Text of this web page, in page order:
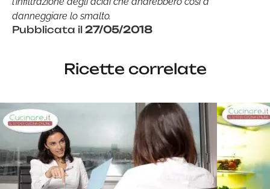
danneggiare lo smalto.
Pubblicata il 27/05/2018
Ricette correlate